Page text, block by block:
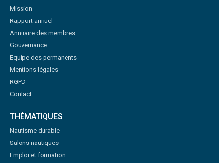
Mission
Rapport annuel
Annuaire des membres
Gouvernance
Equipe des permanents
Mentions légales
RGPD
Contact
THÉMATIQUES
Nautisme durable
Salons nautiques
Emploi et formation